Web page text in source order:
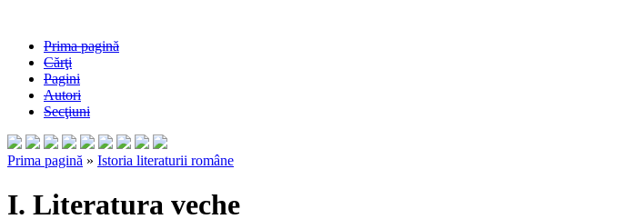
Prima pagină
Cărţi
Pagini
Autori
Secţiuni
Prima pagină » Istoria literaturii române
I. Literatura veche